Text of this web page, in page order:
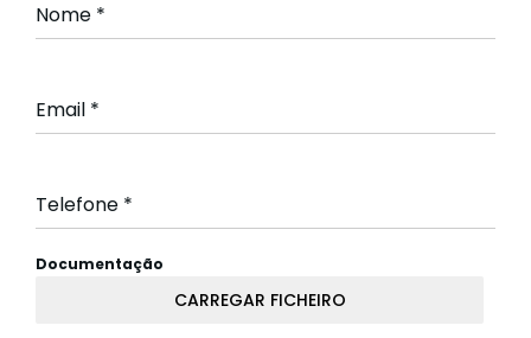
Nome *
Email *
Telefone *
Documentação
CARREGAR FICHEIRO